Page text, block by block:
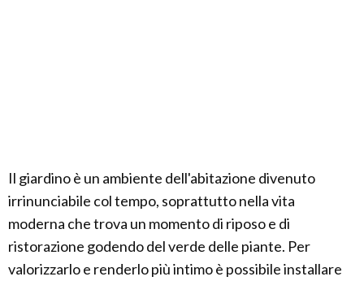
Il giardino è un ambiente dell'abitazione divenuto
irrinunciabile col tempo, soprattutto nella vita
moderna che trova un momento di riposo e di
ristorazione godendo del verde delle piante. Per
valorizzarlo e renderlo più intimo è possibile installare